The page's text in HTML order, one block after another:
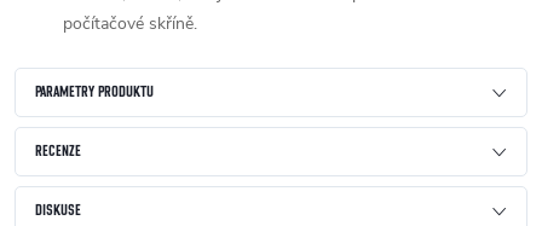
počítačové skříně.
PARAMETRY PRODUKTU
RECENZE
DISKUSE